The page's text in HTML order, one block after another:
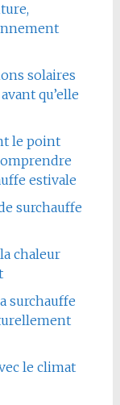
solaires
qu’elle
le point
estivale
surchauffe
chaleur
surchauffe
le climat